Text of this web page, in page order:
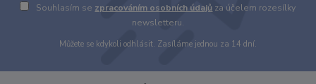
Souhlasím se zpracováním osobních údajů za účelem rozesílky
newsletteru.
Můžete se kdykoli odhlásit. Zasíláme jednou za 14 dní.